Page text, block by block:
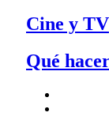
Cine y TV
Qué